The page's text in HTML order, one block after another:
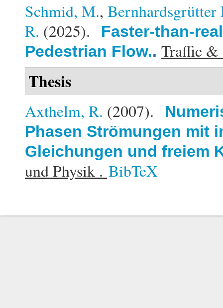
Schmid, M., Bernhardsgrütter
R. (2025).
Faster-than-
Pedestrian Flow.. Traffic
Thesis
Axthelm, R. (2007).
Phasen Strömungen mit
Gleichungen und freiem
und Physik . BibTeX